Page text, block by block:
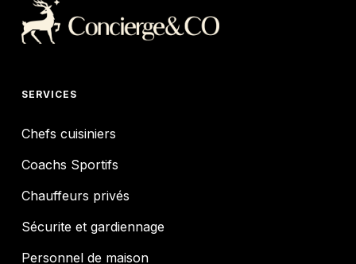
SERVICES
Chefs cuisiniers
Coachs Sportifs
Chauffeurs privés
Sécurite et gardiennage
Personnel de maison